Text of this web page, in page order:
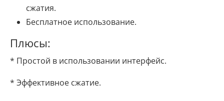
сжатия.
Бесплатное использование.
Плюсы:
* Простой в использовании интерфейс.
* Эффективное сжатие.